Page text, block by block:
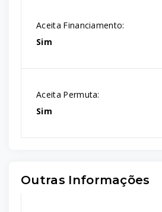
Aceita Financiamento:
Sim
Aceita Permuta:
Sim
Outras Informações